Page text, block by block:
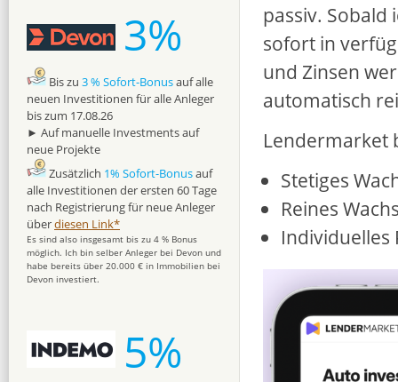
passiv. Sobald
sofort in
und Zinsen
automatisch
Lendermarket
Stetiges
Reines
Individuelles
3%
Bis zu 3 % Sofort-Bonusauf alle
neuen Investitionen für alle Anleger
bis zum 17.08.26
► Auf manuelle Investments auf
neue Projekte
Zusätzlich 1% Sofort-Bonusauf
alle Investitionen der ersten 60 Tage
nach Registrierung für neue Anleger
überdiesen Link*
Es sind also insgesamt bis zu 4 % Bonus
möglich. Ich bin selber Anleger bei Devon und
habe bereits über 20.000 € in Immobilien bei
Devon investiert.
5%